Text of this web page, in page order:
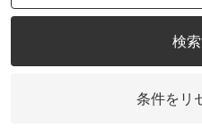
検
条件をリ